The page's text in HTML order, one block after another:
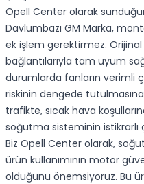
Opell Center olarak
Davlumbazı GM Marka,
ek işlem gerektirmez.
bağlantılarıyla tam uyum
durumlarda fanların verimli
riskinin dengede
trafikte, sıcak hava
soğutma sisteminin istikrarlı
Biz Opell Center olarak,
ürün kullanımının motor
olduğunu önemsiyoruz. Bu